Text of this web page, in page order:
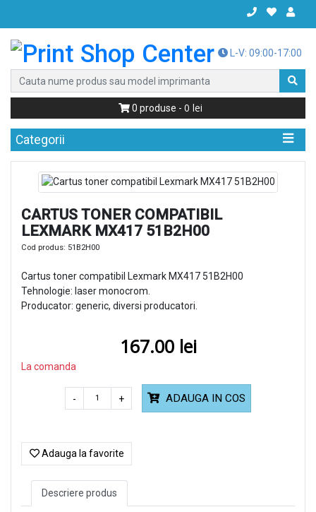
L-V: 09:00-17:00
0 produse - 0
Categorii
CARTUS TONER COMPATIBIL
LEXMARK MX417 51B2H00
Cod produs: 51B2H00
Cartus toner compatibil Lexmark MX417 51B2H00
Tehnologie: laser monocrom.
Producator: generic, diversi producatori.
167.00
La comanda
- + ADAUGA IN COS
Adauga la favorite
Descriere produs